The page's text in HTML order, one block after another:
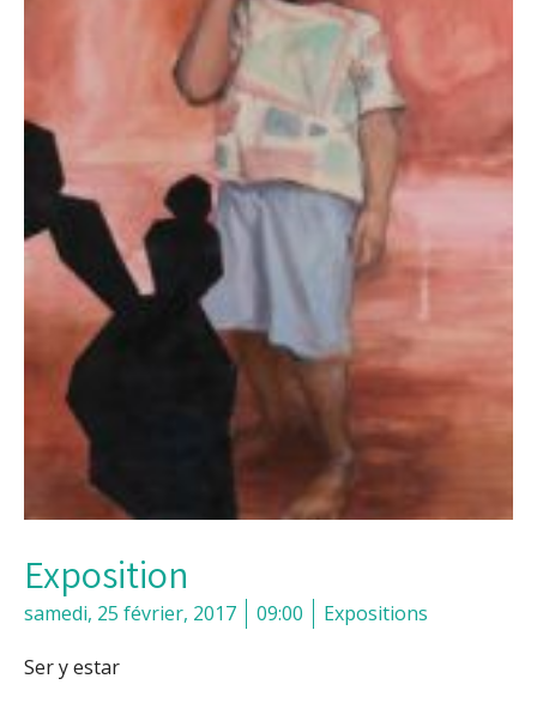
Exposition
samedi, 25 février, 2017 09:00 Expositions
Ser y estar